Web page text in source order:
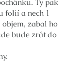
Ty pak
folií a nech 1
zabal ho
bude zrát do